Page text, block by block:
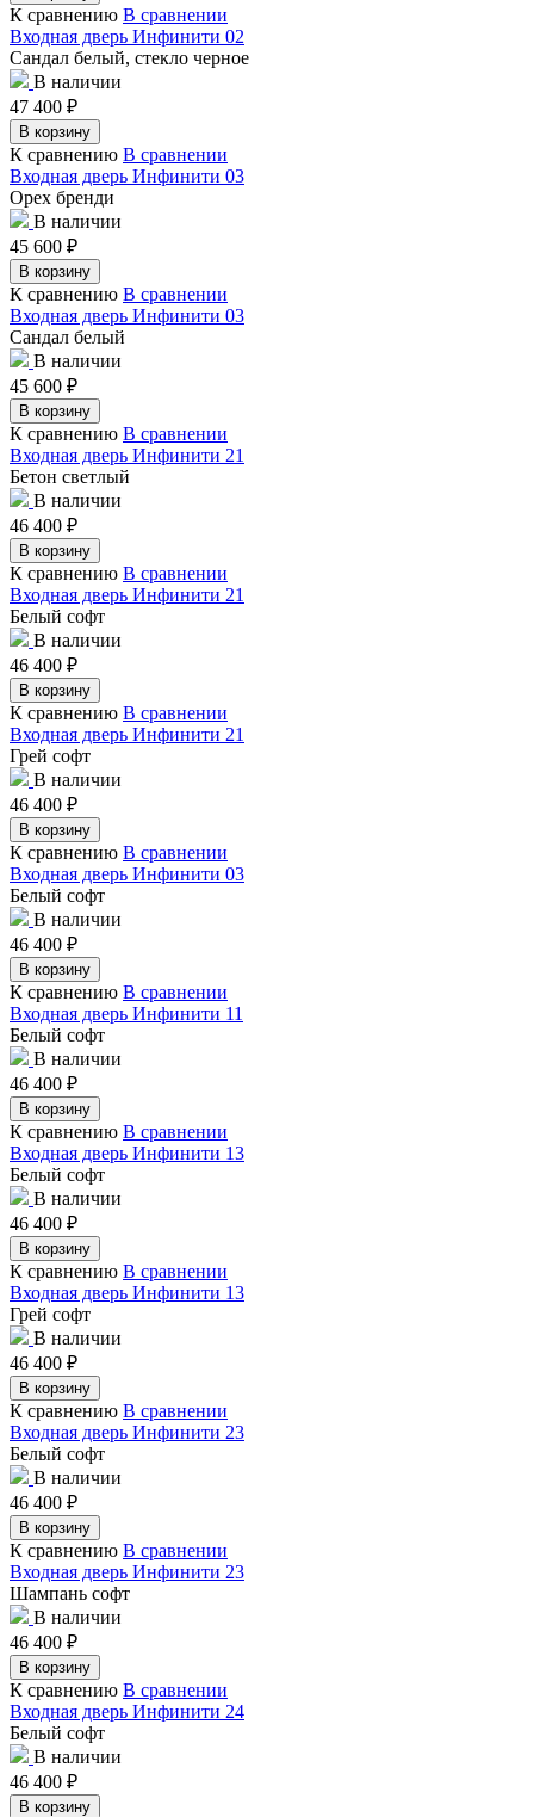
К сравнению В сравнении
Входная дверь Инфинити 02
Сандал белый, стекло черное
В наличии
47 400 ₽
В корзину
К сравнению В сравнении
Входная дверь Инфинити 03
Орех бренди
В наличии
45 600 ₽
В корзину
К сравнению В сравнении
Входная дверь Инфинити 03
Сандал белый
В наличии
45 600 ₽
В корзину
К сравнению В сравнении
Входная дверь Инфинити 21
Бетон светлый
В наличии
46 400 ₽
В корзину
К сравнению В сравнении
Входная дверь Инфинити 21
Белый софт
В наличии
46 400 ₽
В корзину
К сравнению В сравнении
Входная дверь Инфинити 21
Грей софт
В наличии
46 400 ₽
В корзину
К сравнению В сравнении
Входная дверь Инфинити 03
Белый софт
В наличии
46 400 ₽
В корзину
К сравнению В сравнении
Входная дверь Инфинити 11
Белый софт
В наличии
46 400 ₽
В корзину
К сравнению В сравнении
Входная дверь Инфинити 13
Белый софт
В наличии
46 400 ₽
В корзину
К сравнению В сравнении
Входная дверь Инфинити 13
Грей софт
В наличии
46 400 ₽
В корзину
К сравнению В сравнении
Входная дверь Инфинити 23
Белый софт
В наличии
46 400 ₽
В корзину
К сравнению В сравнении
Входная дверь Инфинити 23
Шампань софт
В наличии
46 400 ₽
В корзину
К сравнению В сравнении
Входная дверь Инфинити 24
Белый софт
В наличии
46 400 ₽
В корзину